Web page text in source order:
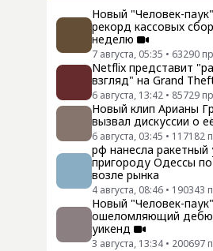
Новый "Человек-
рекорд кассовых
неделю
7 августа, 05:35 • 63290
Netflix представит
взгляд" на Grand
6 августа, 13:42 • 85729
Новый клип Арианы
вызвал дискуссии о
6 августа, 03:45 • 117182
рф нанесла ракетный
пригороду Одессы
возле рынка
4 августа, 08:46 • 190343
Новый "Человек-
ошеломляющий
уикенд
3 августа, 13:34 • 200697